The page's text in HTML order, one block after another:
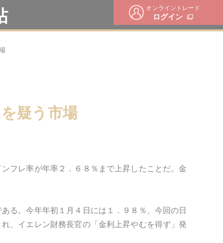
オンライントレード
ログイン
疑う市場
フレ率が年率２．６８％まで上昇したことだ。金
る。今年年初１月４日には１．９８％、今回の日
、イエレン財務長官の「金利上昇やむを得ず」発